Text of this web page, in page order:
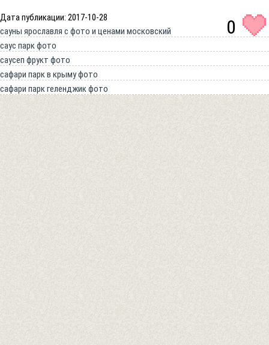
Дата публикации: 2017-10-28 0
сауны ярославля с фото и ценами московский
саус парк фото
саусеп фрукт фото
сафари парк в крыму фото
сафари парк геленджик фото